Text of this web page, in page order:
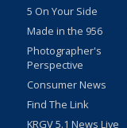
5 On Your Side
Made in the 956
Photographer's
Perspective
Consumer News
Find The Link
KRGV 5.1 News Live